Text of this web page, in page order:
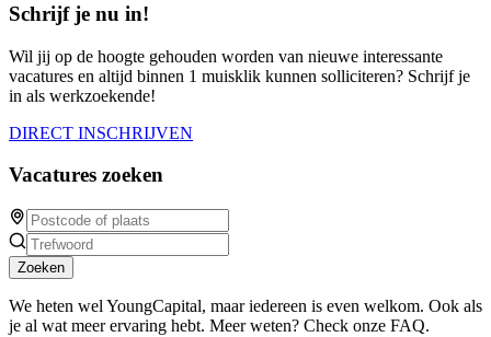
Schrijf je nu in!
Wil jij op de hoogte gehouden worden van nieuwe interessante
vacatures en altijd binnen 1 muisklik kunnen solliciteren? Schrijf je
in als werkzoekende!
DIRECT INSCHRIJVEN
Vacatures zoeken
Zoeken
We heten wel YoungCapital, maar iedereen is even welkom. Ook als
je al wat meer ervaring hebt. Meer weten? Check onze FAQ.